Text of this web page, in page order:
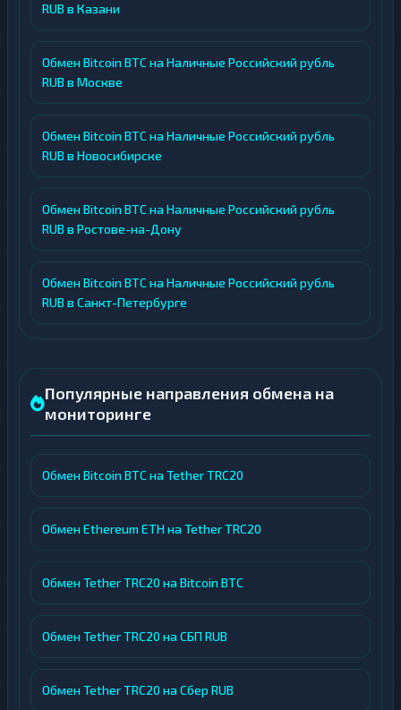
RUB в Казани
Обмен Bitcoin BTC на Наличные Российский рубль
RUB в Москве
Обмен Bitcoin BTC на Наличные Российский рубль
RUB в Новосибирске
Обмен Bitcoin BTC на Наличные Российский рубль
RUB в Ростове-на-Дону
Обмен Bitcoin BTC на Наличные Российский рубль
RUB в Санкт-Петербурге
Популярные направления обмена на
мониторинге
Обмен Bitcoin BTC на Tether TRC20
Обмен Ethereum ETH на Tether TRC20
Обмен Tether TRC20 на Bitcoin BTC
Обмен Tether TRC20 на СБП RUB
Обмен Tether TRC20 на Сбер RUB